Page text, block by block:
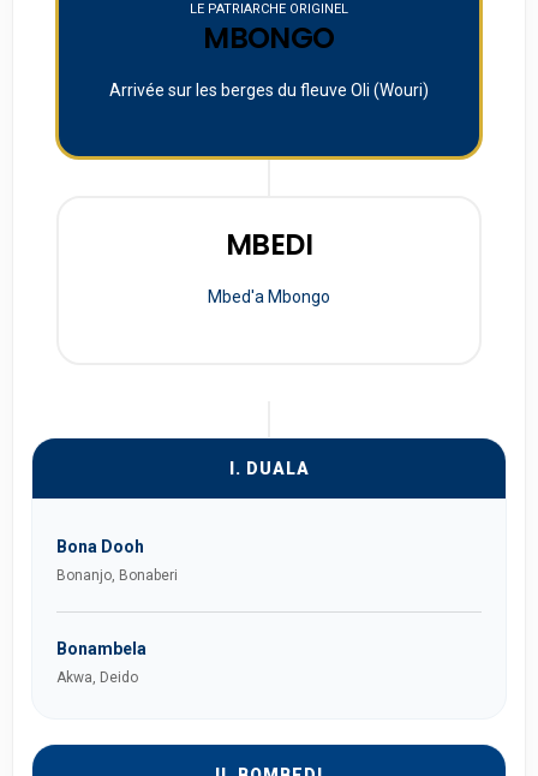
LE PATRIARCHE ORIGINEL
MBONGO
Arrivée sur les berges du fleuve Oli (Wouri)
MBEDI
Mbed'a Mbongo
I. DUALA
Bona Dooh
Bonanjo, Bonaberi
Bonambela
Akwa, Deido